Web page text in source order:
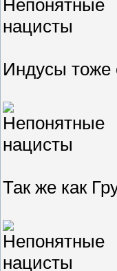
Индусы тоже
Так же как